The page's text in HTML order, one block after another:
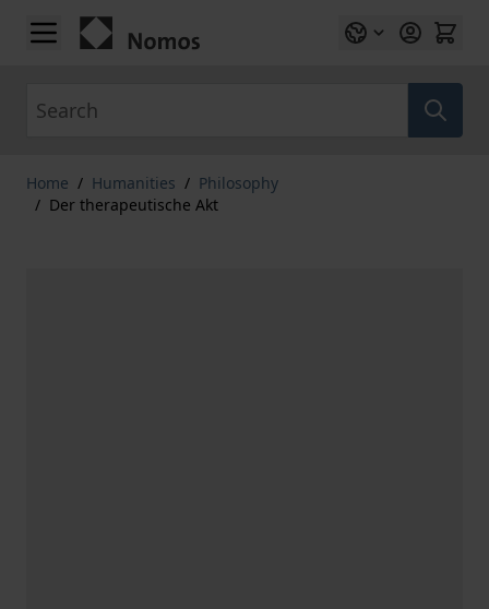
Skip to Content
Home / Humanities / Philosophy
/ Der therapeutische Akt